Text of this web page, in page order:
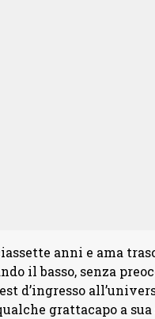
anni e ama
il basso, senza
d’ingresso
grattacapo a